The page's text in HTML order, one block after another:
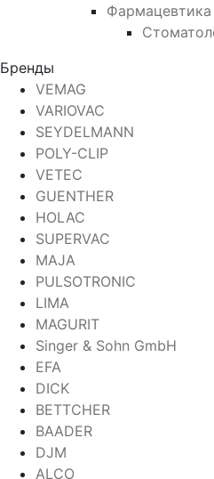
Фармацевтика
Бренды
VEMAG
VARIOVAC
SEYDELMANN
POLY-CLIP
VETEC
GUENTHER
HOLAC
SUPERVAC
MAJA
PULSOTRONIC
LIMA
MAGURIT
Singer & Sohn GmbH
EFA
DICK
BETTCHER
BAADER
DJM
ALCO